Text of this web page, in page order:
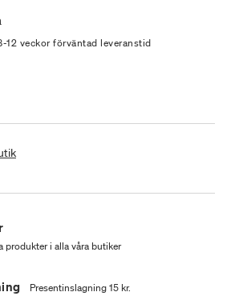
12 veckor förväntad leveranstid
produkter i alla våra butiker
Presentinslagning 15 kr.